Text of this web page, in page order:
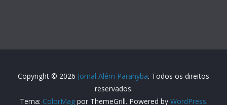
Copyright © 2026 Jornal Além Parahyba. Todos os direitos
reservados.
Tema: ColorMagpor ThemeGrill. Powered by WordPress.